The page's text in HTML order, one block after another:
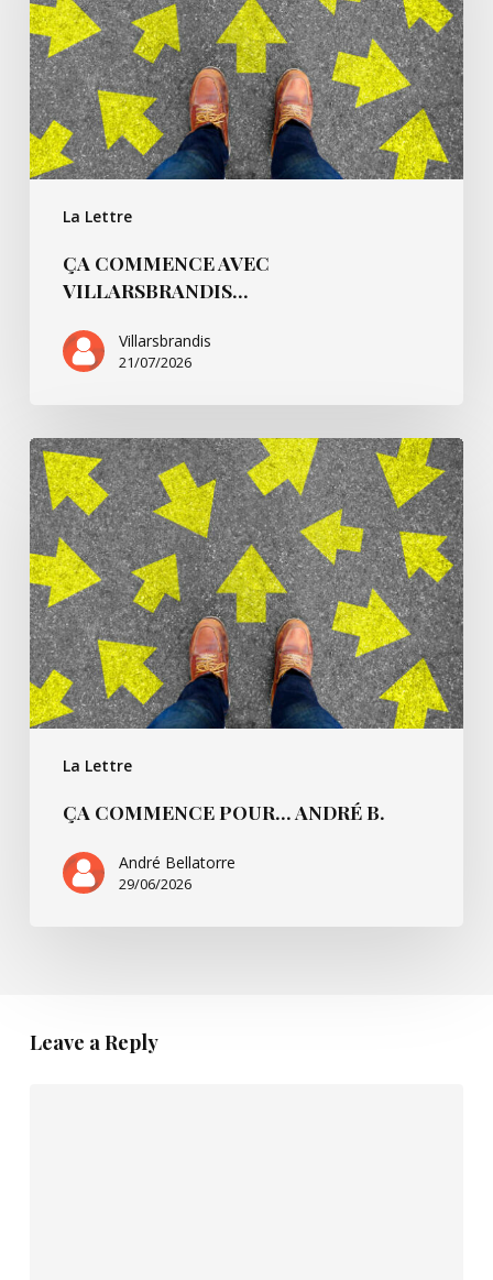
La Lettre
ÇA COMMENCE AVEC
VILLARSBRANDIS…
Villarsbrandis
21/07/2026
La Lettre
Ça
commence
pour…
André
B.
ÇA COMMENCE POUR… ANDRÉ B.
André Bellatorre
29/06/2026
Leave a Reply